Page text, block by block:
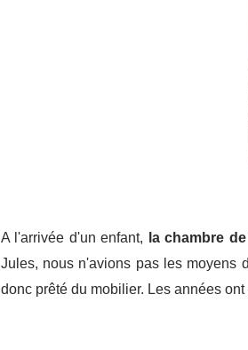
A l'arrivée d'un enfant, la chambre
Jules, nous n'avions pas les moyens
donc prêté du mobilier. Les années